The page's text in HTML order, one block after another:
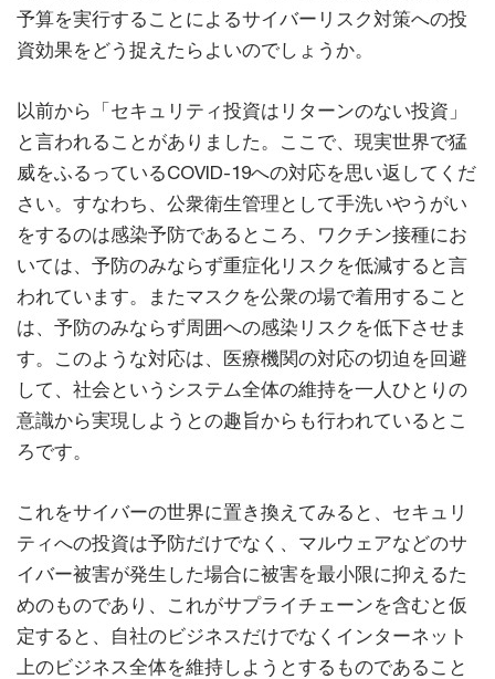
予算を実行することによるサイバーリスク対策への投
資効果をどう捉えたらよいのでしょうか。
以前から「セキュリティ投資はリターンのない投資」
と言われることがありました。ここで、現実世界で猛
威をふるっているCOVID-19への対応を思い返してくだ
さい。すなわち、公衆衛生管理として手洗いやうがい
をするのは感染予防であるところ、ワクチン接種にお
いては、予防のみならず重症化リスクを低減すると言
われています。またマスクを公衆の場で着用すること
は、予防のみならず周囲への感染リスクを低下させま
す。このような対応は、医療機関の対応の切迫を回避
して、社会というシステム全体の維持を一人ひとりの
意識から実現しようとの趣旨からも行われているとこ
ろです。
これをサイバーの世界に置き換えてみると、セキュリ
ティへの投資は予防だけでなく、マルウェアなどのサ
イバー被害が発生した場合に被害を最小限に抑えるた
めのものであり、これがサプライチェーンを含むと仮
定すると、自社のビジネスだけでなくインターネット
上のビジネス全体を維持しようとするものであること